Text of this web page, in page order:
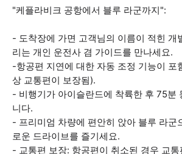
"케플라비크 공항에서 블루 라군까지":
- 도착장에 가면 고객님의 이름이 적힌 개
리는 개인 운전사 겸 가이드를 만나세요.
-항공편 지연에 대한 자동 조정 기능이 포
상 교통편이 보장됨).
- 비행기가 아이슬란드에 착륙한 후 75분
니다.
- 프리미엄 차량에 편안히 앉아 블루 라군
로운 드라이브를 즐기세요.
- 교통편 보장: 항공편이 취소된 경우 교